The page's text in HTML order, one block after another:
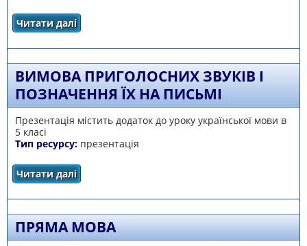
Читати даліпро Наша мова калинова
ВИМОВА ПРИГОЛОСНИХ ЗВУКІВ І
ПОЗНАЧЕННЯ ЇХ НА ПИСЬМІ
Презентація містить додаток до уроку української мови в
5 класі
Тип ресурсу: презентація
Читати далі
ПРЯМА МОВА